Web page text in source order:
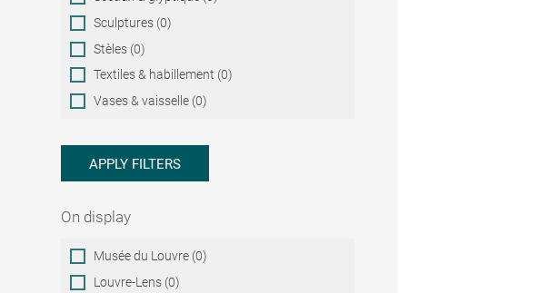
Sculptures (0)
Stèles (0)
Textiles & habillement (0)
Vases & vaisselle (0)
APPLY FILTERS
On display
On
display
Musée du Louvre (0)
Louvre-Lens (0)